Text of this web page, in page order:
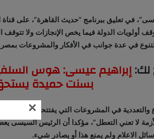
في تعليق ببرنامج “حديث القاهرة”، على قناة
أولويات الدولة فيما يخص الإنجازات ولا
في عدة جوانب في الأفكار والمشروعات
لك:إبراهيم عيسى: هوس
بسنت حميدة
والتعددية في المشروعات التي يفتتحها الرئيس
لا تعني التعطل”، مؤكدا أن الرئيس السيسى
الاعلام ولم يمنع هذا أو يصادر شيء.
×